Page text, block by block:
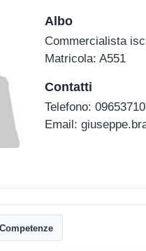
Albo
Commercialista
Matricola: A551
Contatti
Telefono:
Email:
Competenze